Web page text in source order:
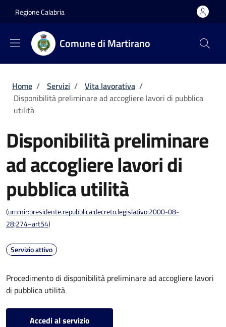
Regione Calabria
Comune di Martirano
Briciole di pane
Home / Servizi / Vita lavorativa /
Disponibilità preliminare ad accogliere lavori di pubblica
utilità
Disponibilità preliminare
ad accogliere lavori di
pubblica utilità
(urn:nir:presidente.repubblica:decreto.legislativo:2000-08-
28;274~art54)
Servizio attivo
Procedimento di disponibilità preliminare ad accogliere lavori
di pubblica utilità
Accedi al servizio